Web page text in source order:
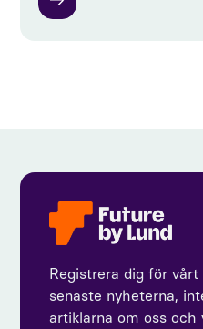
Registrera dig för
senaste nyheterna,
artiklarna om oss och